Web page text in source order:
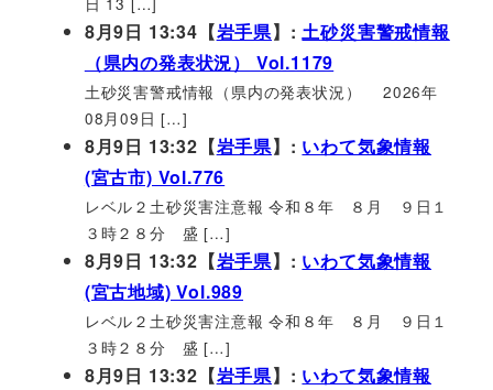
8月9日 13:34【岩手県】:土砂災害警戒情報
（県内の発表状況） Vol.1179
土砂災害警戒情報（県内の発表状況） 2026年
08月09日 […]
8月9日 13:32【岩手県】: いわて気象情報
(宮古市) Vol.776
レベル２土砂災害注意報 令和８年 ８月 ９日１
３時２８分 盛 […]
8月9日 13:32【岩手県】: いわて気象情報
(宮古地域) Vol.989
レベル２土砂災害注意報 令和８年 ８月 ９日１
３時２８分 盛 […]
8月9日 13:32【岩手県】: いわて気象情報